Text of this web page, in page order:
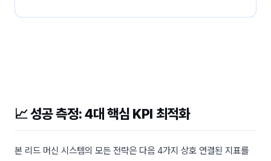
📈 성공 측정: 4대 핵심 KPI 최적화
본 리드 머신 시스템의 모든 전략은 다음 4가지 상호 연결된 지표를